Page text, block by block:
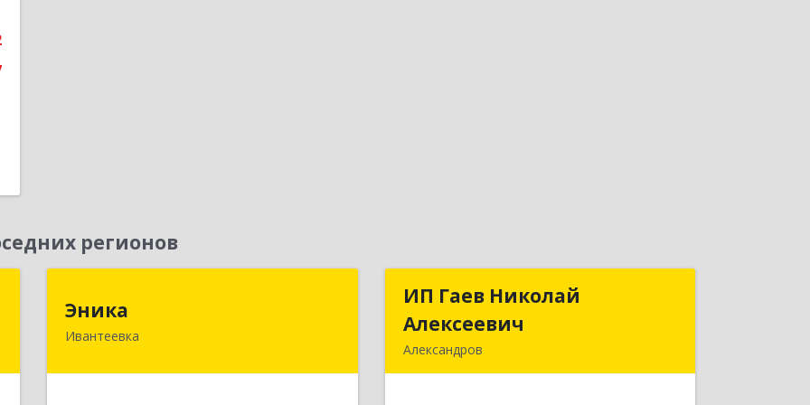
регионов
Эника
Ивантеевка
ИП Гаев Николай
Алексеевич
Александров
ИП Гаев Николай